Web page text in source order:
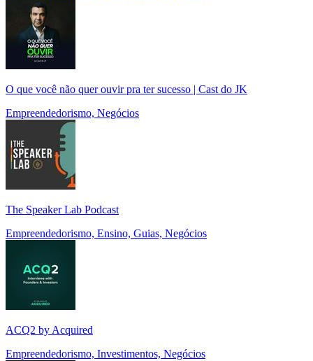
O que você não quer ouvir pra ter sucesso | Cast do JK
Empreendedorismo, Negócios
The Speaker Lab Podcast
Empreendedorismo, Ensino, Guias, Negócios
ACQ2 by Acquired
Empreendedorismo, Investimentos, Negócios